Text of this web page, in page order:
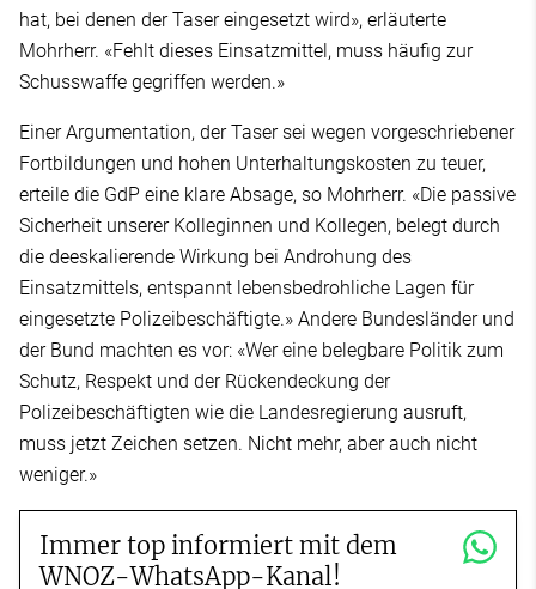
hat, bei denen der Taser eingesetzt wird», erläuterte
Mohrherr. «Fehlt dieses Einsatzmittel, muss häufig zur
Schusswaffe gegriffen werden.»
Einer Argumentation, der Taser sei wegen vorgeschriebener
Fortbildungen und hohen Unterhaltungskosten zu teuer,
erteile die GdP eine klare Absage, so Mohrherr. «Die passive
Sicherheit unserer Kolleginnen und Kollegen, belegt durch
die deeskalierende Wirkung bei Androhung des
Einsatzmittels, entspannt lebensbedrohliche Lagen für
eingesetzte Polizeibeschäftigte.» Andere Bundesländer und
der Bund machten es vor: «Wer eine belegbare Politik zum
Schutz, Respekt und der Rückendeckung der
Polizeibeschäftigten wie die Landesregierung ausruft,
muss jetzt Zeichen setzen. Nicht mehr, aber auch nicht
weniger.»
Immer top informiert mit dem
WNOZ-WhatsApp-Kanal!